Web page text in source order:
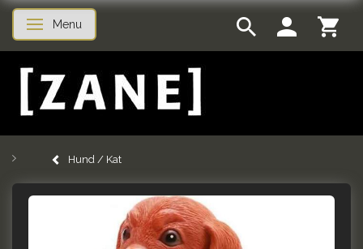
Skifte navigation
Menu
Hund / Kat